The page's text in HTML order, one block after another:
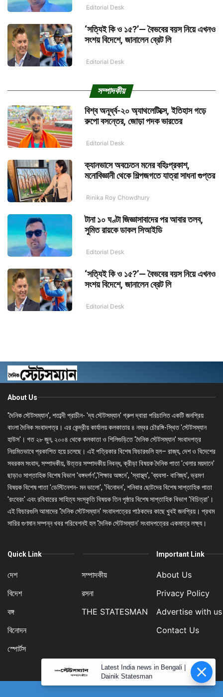
Editorial Desk
‘সত্যিই কি ও ১৫?’— বৈভবের বয়স নিয়ে এখনও
সংশয় বিদেশে, জানালেন ব্রেট লি
Editorial Desk
সম্পাদকীয়
বিশ্ব অনূর্ধ্ব-২০ অ্যাথলেটিক্সে, ইতিহাস গড়ে
রুপো বসন্তের, জোড়া পদক ভারতের
Editorial Desk
ক্যানভাসে অবচেতন মনের বহিঃপ্রকাশ,
মনোবিজ্ঞানী থেকে শিল্পজগতে যাত্রা সাধনা গুপ্তর
Rinika Roy Chowdhury
টানা ১০ ঘণ্টা জিজ্ঞাসাবাদের পর আবার তলব,
সুমিত রায়কে ডাকল সিআইডি
Editorial Desk
‘সত্যিই কি ও ১৫?’— বৈভবের বয়স নিয়ে এখনও
সংশয় বিদেশে, জানালেন ব্রেট লি
Editorial Desk
About Us
'দৈনিক স্টেটসম্যান', শতাব্দী প্রাচীন- 'দ্য স্টেটসম্যান' গ্রুপ দ্বারা পরিচালিত একটি জনপ্রিয়
বাংলা দৈনিক সংবাদপত্র। এর কেন্দ্রীয় কার্যালয় কলকাতার ৪ নম্বর চৌরঙ্গি-স্থিত 'স্টেটসম্যান
হাউস'। গত ২৮ জুন, ২০০৪ থেকে কলকাতা ও শিলিগুড়িতে 'দৈনিক স্টেটসম্যান' সংবাদপত্র
নিয়মিতভাবে প্রকাশিত হয়ে চলেছে। এই পত্রিকার বিশেষ ফিচারগুলি হল– রাজ্য, দেশ ও বিদেশের
সবরকম সংবাদ, সম্পাদকীয়, উত্তর সম্পাদকীয় নিবন্ধ, ক্রীড়া বিষয়ক দৈনিক পাতা 'খেলার ময়দানে'
ছাড়াও সাপ্তাহিক বিশেষ বিভাগ 'বঙ্গদর্পণ','শিক্ষার অঙ্গনে', 'স্বাস্থ্য', 'ব্যবসা- বাণিজ্য', ভ্রমণ
বিষয়ক বিশেষ পাতা 'ডেস্টিনেশন- মন ভালো', 'বিনোদন', শনিবার ছোটদের বিশেষ সাপ্তাহিক পাতা
'রংবেরং' এবং রবিবারের সাহিত্য সংস্কৃতি বিষয়ক তিন পৃষ্ঠার বিশেষ সাপ্তাহিক বিভাগ 'বিচিত্রা'।
এই ফিচারগুলি আমাদের 'দৈনিক স্টেটসম্যান' সংবাদপত্রের পাঠকদের কাছে খুবই জনপ্রিয়। প্রথম
সারির গুণমান সম্পন্ন খবর পরিবেশনই হল 'দৈনিক স্টেটসম্যান' সংবাদপত্রের একমাত্র লক্ষ্য।
Quick Link
দেশ
বিদেশ
বঙ্গ
বিনোদন
স্পোর্টস
সম্পাদকীয়
রসনা
THE STATESMAN
Important Link
About Us
Privacy Policy
Advertise with us
Contact Us
Latest India news in Bengali |
Dainik Statesman